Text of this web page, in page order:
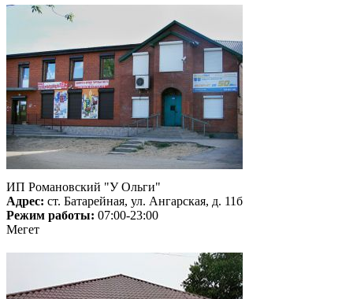
ИП Романовский "У Ольги"
Адрес: ст. Батарейная, ул. Ангарская, д. 11б
Режим работы: 07:00-23:00
Мегет